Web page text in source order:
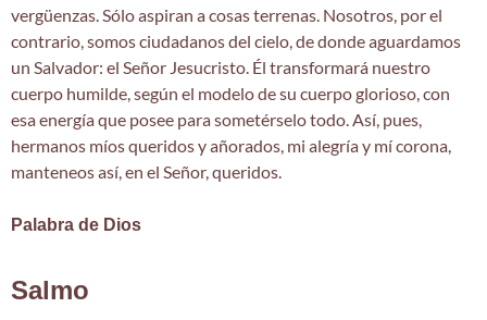
vergüenzas. Sólo aspiran a cosas terrenas. Nosotros, por el
contrario, somos ciudadanos del cielo, de donde aguardamos
un Salvador: el Señor Jesucristo. Él transformará nuestro
cuerpo humilde, según el modelo de su cuerpo glorioso, con
esa energía que posee para sometérselo todo. Así, pues,
hermanos míos queridos y añorados, mi alegría y mí corona,
manteneos así, en el Señor, queridos.
Palabra de Dios
Salmo